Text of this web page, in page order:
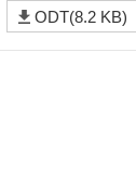
ODT(8.2 KB)